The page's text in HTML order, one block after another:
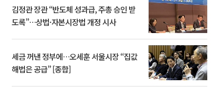
김정관 장관 “반도체 성과급, 주총 승인 받
도록”…상법·자본시장법 개정 시사
세금 꺼낸 정부에…오세훈 서울시장 “집값
해법은 공급” [종합]